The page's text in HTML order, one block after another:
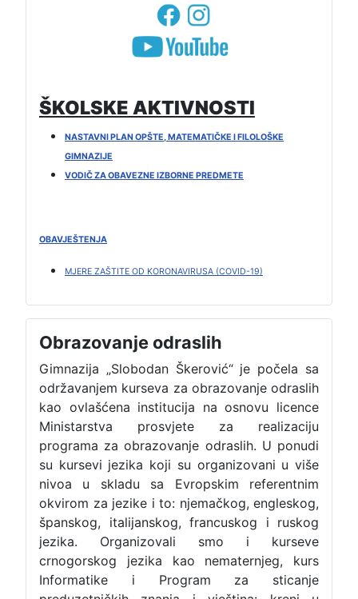
ŠKOLSKE AKTIVNOSTI
NASTAVNI PLAN OPŠTE, MATEMATIČKE I FILOLOŠKE
GIMNAZIJE
VODIČ ZA OBAVEZNE IZBORNE PREDMETE
OBAVJEŠTENJA
MJERE ZAŠTITE OD KORONAVIRUSA (COVID-19)
Obrazovanje odraslih
Gimnazija „Slobodan Škerović“ je počela sa
održavanjem kurseva za obrazovanje odraslih
kao ovlašćena institucija na osnovu licence
Ministarstva prosvjete za realizaciju
programa za obrazovanje odraslih. U ponudi
su kursevi jezika koji su organizovani u više
nivoa u skladu sa Evropskim referentnim
okvirom za jezike i to: njemačkog, engleskog,
španskog, italijanskog, francuskog i ruskog
jezika. Organizovali smo i kurseve
crnogorskog jezika kao nematernjeg, kurs
Informatike i Program za sticanje